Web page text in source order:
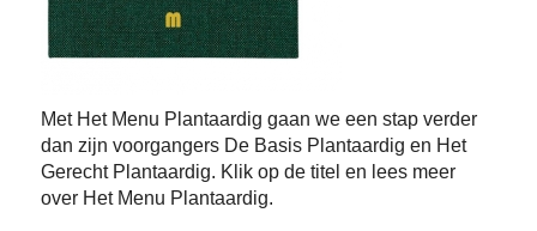
Met Het Menu Plantaardig gaan we een stap verder
dan zijn voorgangers De Basis Plantaardig en Het
Gerecht Plantaardig. Klik op de titel en lees meer
over Het Menu Plantaardig.